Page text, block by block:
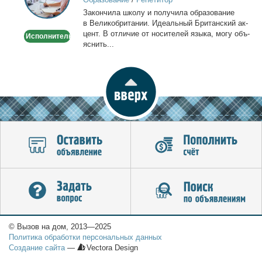
Онлайн
по
или
Исполнитель
За­кон­чи­ла шко­лу и по­лу­чи­ла об­ра­зо­ва­ние
в Ве­ли­ко­бри­та­нии. Иде­аль­ный Бри­тан­ский ак­
цент. В от­ли­чие от но­си­те­лей язы­ка, мо­гу объ­
яс­нить...
© Вызов на дом, 2013—2025
Политика обработки персональных данных
Создание сайта— Vectora Design